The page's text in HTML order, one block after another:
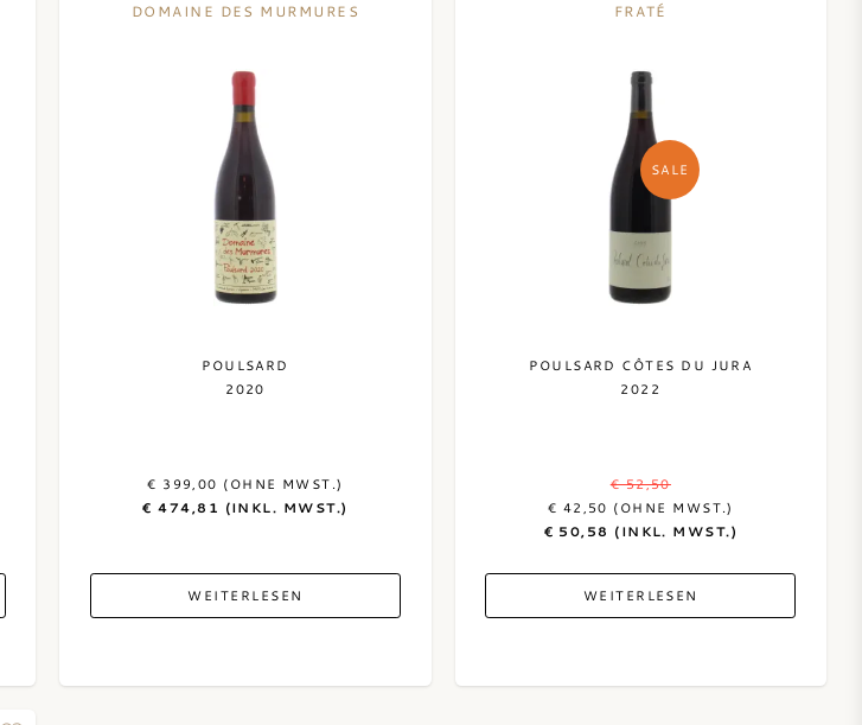
DOMAINE DES MURMURES
POULSARD
2020
€ 399,00 (OHNE MWST.)
€ 474,81 (INKL. MWST.)
WEITERLESEN
SALE
FRATÉ
POULSARD CÔTES DU JURA
2022
€ 52,50
€ 42,50 (OHNE MWST.)
€ 50,58 (INKL. MWST.)
WEITERLESEN